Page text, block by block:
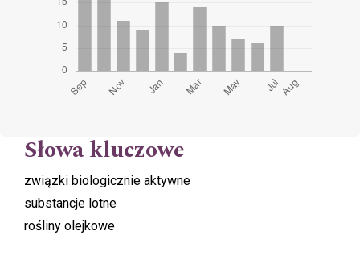
Słowa kluczowe
związki biologicznie aktywne
substancje lotne
rośliny olejkowe